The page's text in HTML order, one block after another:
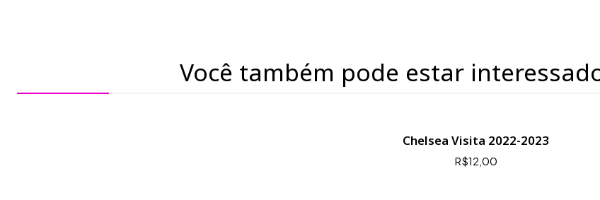
Você também pode estar
Chelsea Visita 2022-2023
R$12,00